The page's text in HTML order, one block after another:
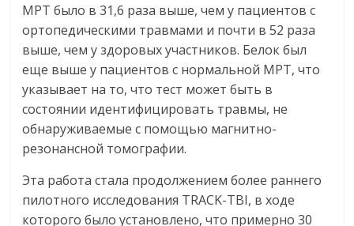
МРТ было в 31,6 раза выше, чем у пациентов с
ортопедическими травмами и почти в 52 раза
выше, чем у здоровых участников. Белок был
еще выше у пациентов с нормальной МРТ, что
указывает на то, что тест может быть в
состоянии идентифицировать травмы, не
обнаруживаемые с помощью магнитно-
резонансной томографии.
Эта работа стала продолжением более раннего
пилотного исследования TRACK-TBI, в ходе
которого было установлено, что примерно 30